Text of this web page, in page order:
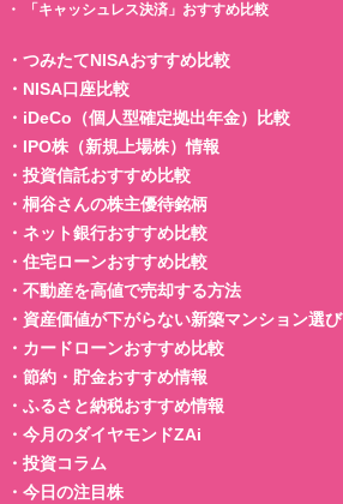
・
「キャッシュレス決済」おすすめ比較
・ つみたてNISAおすすめ比較
・ NISA口座比較
・ iDeCo（個人型確定拠出年金）比較
・ IPO株（新規上場株）情報
・ 投資信託おすすめ比較
・ 桐谷さんの株主優待銘柄
・ ネット銀行おすすめ比較
・ 住宅ローンおすすめ比較
・ 不動産を高値で売却する方法
・ 資産価値が下がらない新築マンション選び
・ カードローンおすすめ比較
・ 節約・貯金おすすめ情報
・ ふるさと納税おすすめ情報
・ 今月のダイヤモンドZAi
・ 投資コラム
・ 今日の注目株